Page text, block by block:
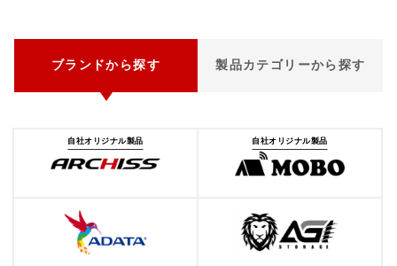
ブランドから探す 製品カテゴリーから探す
自社オリジナル製品 自社オリジナル製品